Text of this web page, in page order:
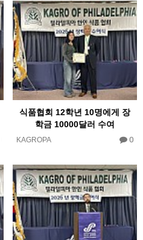
식품협회 12학년 10명에게 장
학금 10000달러 수여
KAGROPA 0